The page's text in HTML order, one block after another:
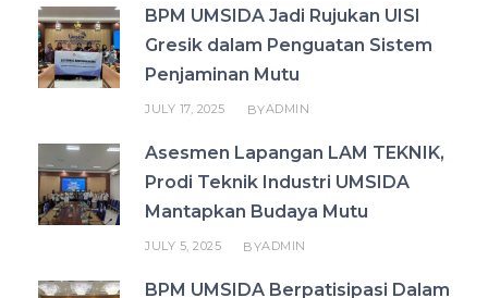
BPM UMSIDA Jadi Rujukan UISI
Gresik dalam Penguatan Sistem
Penjaminan Mutu
JULY 17, 2025 BYADMIN
Asesmen Lapangan LAM TEKNIK,
Prodi Teknik Industri UMSIDA
Mantapkan Budaya Mutu
JULY 5, 2025 BYADMIN
BPM UMSIDA Berpatisipasi Dalam